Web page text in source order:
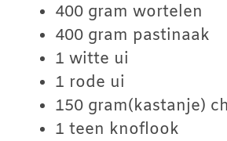
400 gram wortelen
400 gram pastinaak
1 witte ui
1 rode ui
150 gram(kastanje)
1 teen knoflook